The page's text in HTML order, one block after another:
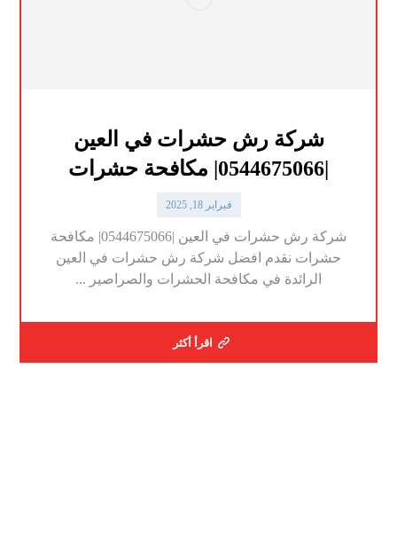
شركة رش حشرات في العين
فبراير 18, 2025
شركة رش حشرات في العين |0544675066| مكافحة
حشرات نقدم افضل شركة رش حشرات في العين
الرائدة في مكافحة الحشرات والصراصير ...
اقرأ أكثر